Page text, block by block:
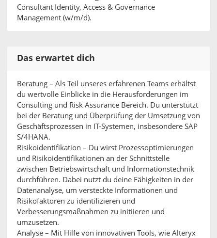
Consultant Identity, Access & Governance
Management (w/m/d).
Das erwartet dich
Beratung – Als Teil unseres erfahrenen Teams erhältst
du wertvolle Einblicke in die Herausforderungen im
Consulting und Risk Assurance Bereich. Du unterstützt
bei der Beratung und Überprüfung der Umsetzung von
Geschäftsprozessen in IT-Systemen, insbesondere SAP
S/4HANA.
Risikoidentifikation – Du wirst Prozessoptimierungen
und Risikoidentifikationen an der Schnittstelle
zwischen Betriebswirtschaft und Informationstechnik
durchführen. Dabei nutzt du deine Fähigkeiten in der
Datenanalyse, um versteckte Informationen und
Risikofaktoren zu identifizieren und
Verbesserungsmaßnahmen zu initiieren und
umzusetzen.
Analyse – Mit Hilfe von innovativen Tools, wie Alteryx